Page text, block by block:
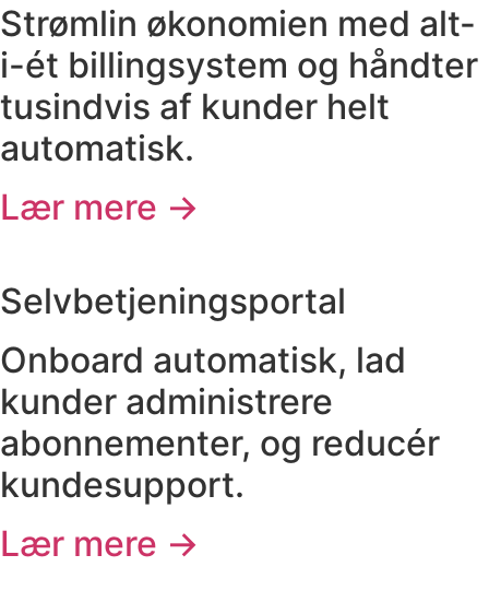
Strømlin økonomien med alt-
i-ét billingsystem og håndter
tusindvis af kunder helt
automatisk.
Lær mere →
Selvbetjeningsportal
Onboard automatisk, lad
kunder administrere
abonnementer, og reducér
kundesupport.
Lær mere →